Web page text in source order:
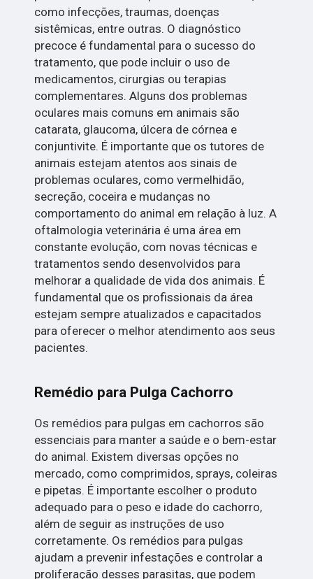
como infecções, traumas, doenças
sistêmicas, entre outras. O diagnóstico
precoce é fundamental para o sucesso do
tratamento, que pode incluir o uso de
medicamentos, cirurgias ou terapias
complementares. Alguns dos problemas
oculares mais comuns em animais são
catarata, glaucoma, úlcera de córnea e
conjuntivite. É importante que os tutores de
animais estejam atentos aos sinais de
problemas oculares, como vermelhidão,
secreção, coceira e mudanças no
comportamento do animal em relação à luz. A
oftalmologia veterinária é uma área em
constante evolução, com novas técnicas e
tratamentos sendo desenvolvidos para
melhorar a qualidade de vida dos animais. É
fundamental que os profissionais da área
estejam sempre atualizados e capacitados
para oferecer o melhor atendimento aos seus
pacientes.
Remédio para Pulga Cachorro
Os remédios para pulgas em cachorros são
essenciais para manter a saúde e o bem-estar
do animal. Existem diversas opções no
mercado, como comprimidos, sprays, coleiras
e pipetas. É importante escolher o produto
adequado para o peso e idade do cachorro,
além de seguir as instruções de uso
corretamente. Os remédios para pulgas
ajudam a prevenir infestações e controlar a
proliferação desses parasitas, que podem